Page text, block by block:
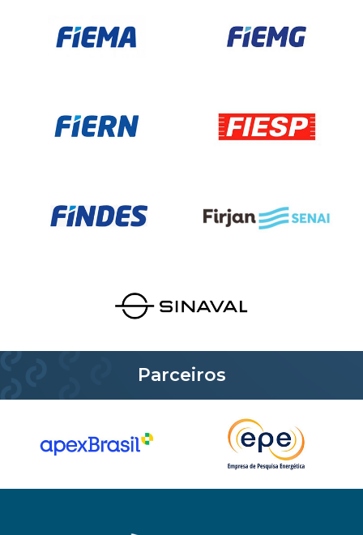
Parceiros